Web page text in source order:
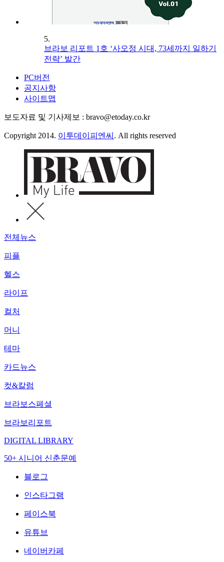
5.
브라보 리포트 1호 ‘사오정 시대, 73세까지 일하기
전략’ 발간
PC버전
공지사항
사이트맵
보도자료 및 기사제보 : bravo@etoday.co.kr
Copyright 2014. 이투데이피엔씨 . All rights reserved
전체뉴스
피플
헬스
라이프
컬처
머니
테마
카드뉴스
컷&칼럼
브라보스페셜
브라보리포트
DIGITAL LIBRARY
50+ 시니어 신춘문예
블로그
인스타그램
페이스북
유튜브
네이버카페